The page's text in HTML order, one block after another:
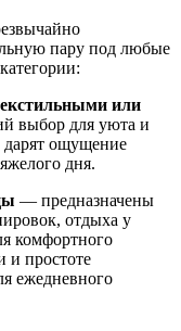
пару под любые
или
выбор для уюта и
дарят ощущение
дня.
— предназначены
отдыха у
комфортного
и простоте
ежедневного